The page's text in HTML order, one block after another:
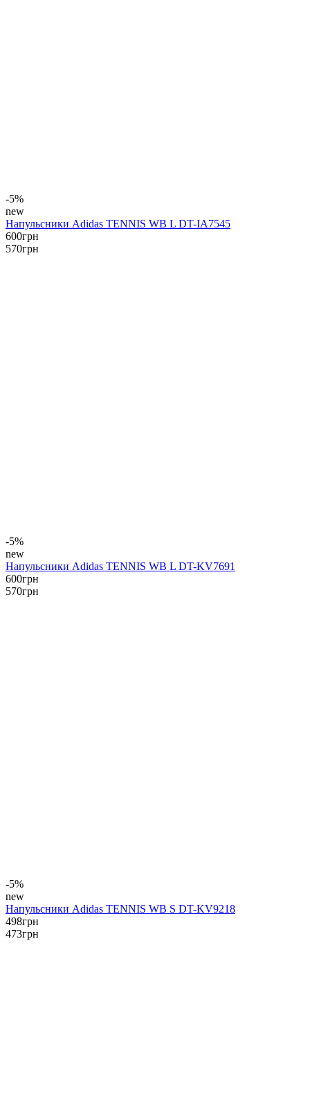
-5%
new
Напульсники Adidas TENNIS WB L DT-IA7545
600грн
570грн
-5%
new
Напульсники Adidas TENNIS WB L DT-KV7691
600грн
570грн
-5%
new
Напульсники Adidas TENNIS WB S DT-KV9218
498грн
473грн